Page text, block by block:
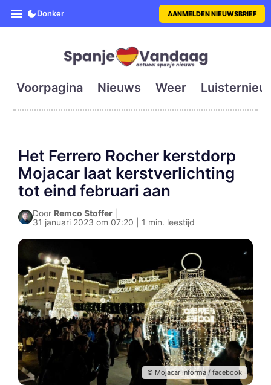
SpanjeVandaag is de eerste
Donker AANMELDEN NIEUWSBRIEF
Voorpagina Nieuws Weer
Het Ferrero Rocher kerstdorp
Mojacar laat kerstverlichting
tot eind februari aan
Door Remco Stoffer
31 januari 2023 om 07:20 | 1 min. leestijd
© Mojacar Informa / facebook